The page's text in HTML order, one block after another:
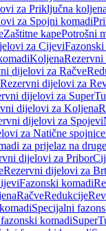
za Priključna koljena
za Spojni komadi
Zaštitne kapePotrošni
za Cijevi
Koljena
dijelovi za Račve
Rezervni dijelovi za
dijelovi za
dijelovi za Koljena
dijelovi za Spojevi
za Natične spojnice
za prijelaz na druge
dijelovi za Pribor
Rezervni dijelovi za
Fazonski komadi
RačveRedukcije
Specijalni
komadi